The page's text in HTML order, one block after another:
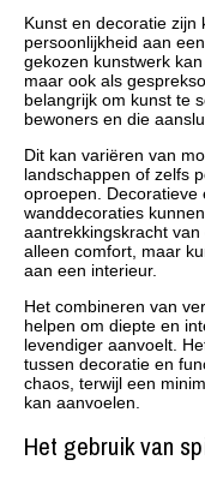
Kunst en decoratie zijn
persoonlijkheid aan
gekozen kunstwerk
maar ook als
belangrijk om kunst te
bewoners en die
Dit kan variëren van
landschappen of zelfs
oproepen. Decoratieve
wanddecoraties
aantrekkingskracht
alleen comfort, maar
aan een interieur.
Het combineren van
helpen om diepte en
levendiger aanvoelt.
tussen decoratie en
chaos, terwijl een
kan aanvoelen.
Het gebruik van